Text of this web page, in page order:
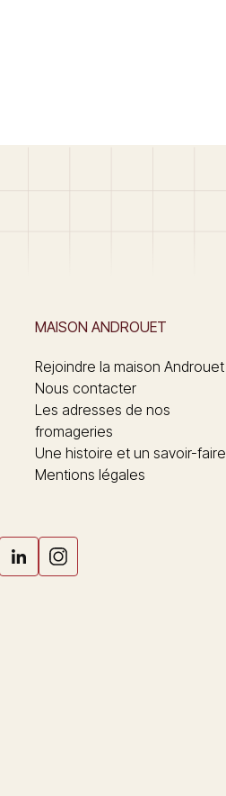
MAISON ANDROUET
Rejoindre la maison Androuet
Nous contacter
Les adresses de nos
fromageries
Une histoire et un savoir-faire
Mentions légales